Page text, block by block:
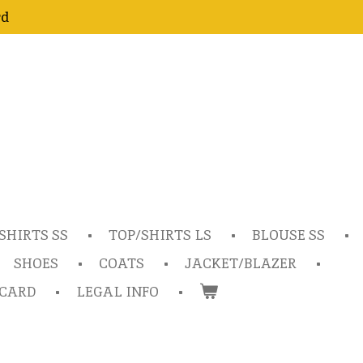
SS TOP/SHIRTS LS
BLOUSE SS
SHOES COATS
JACKET/BLAZER
LEGAL INFO